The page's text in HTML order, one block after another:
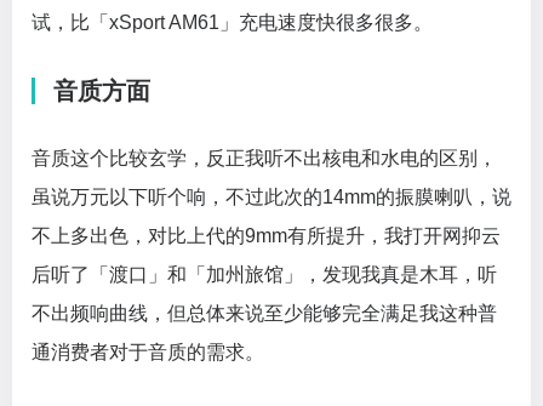
试，比「xSport AM61」充电速度快很多很多。
音质方面
音质这个比较玄学，反正我听不出核电和水电的区别，
虽说万元以下听个响，不过此次的14mm的振膜喇叭，说
不上多出色，对比上代的9mm有所提升，我打开网抑云
后听了「渡口」和「加州旅馆」，发现我真是木耳，听
不出频响曲线，但总体来说至少能够完全满足我这种普
通消费者对于音质的需求。